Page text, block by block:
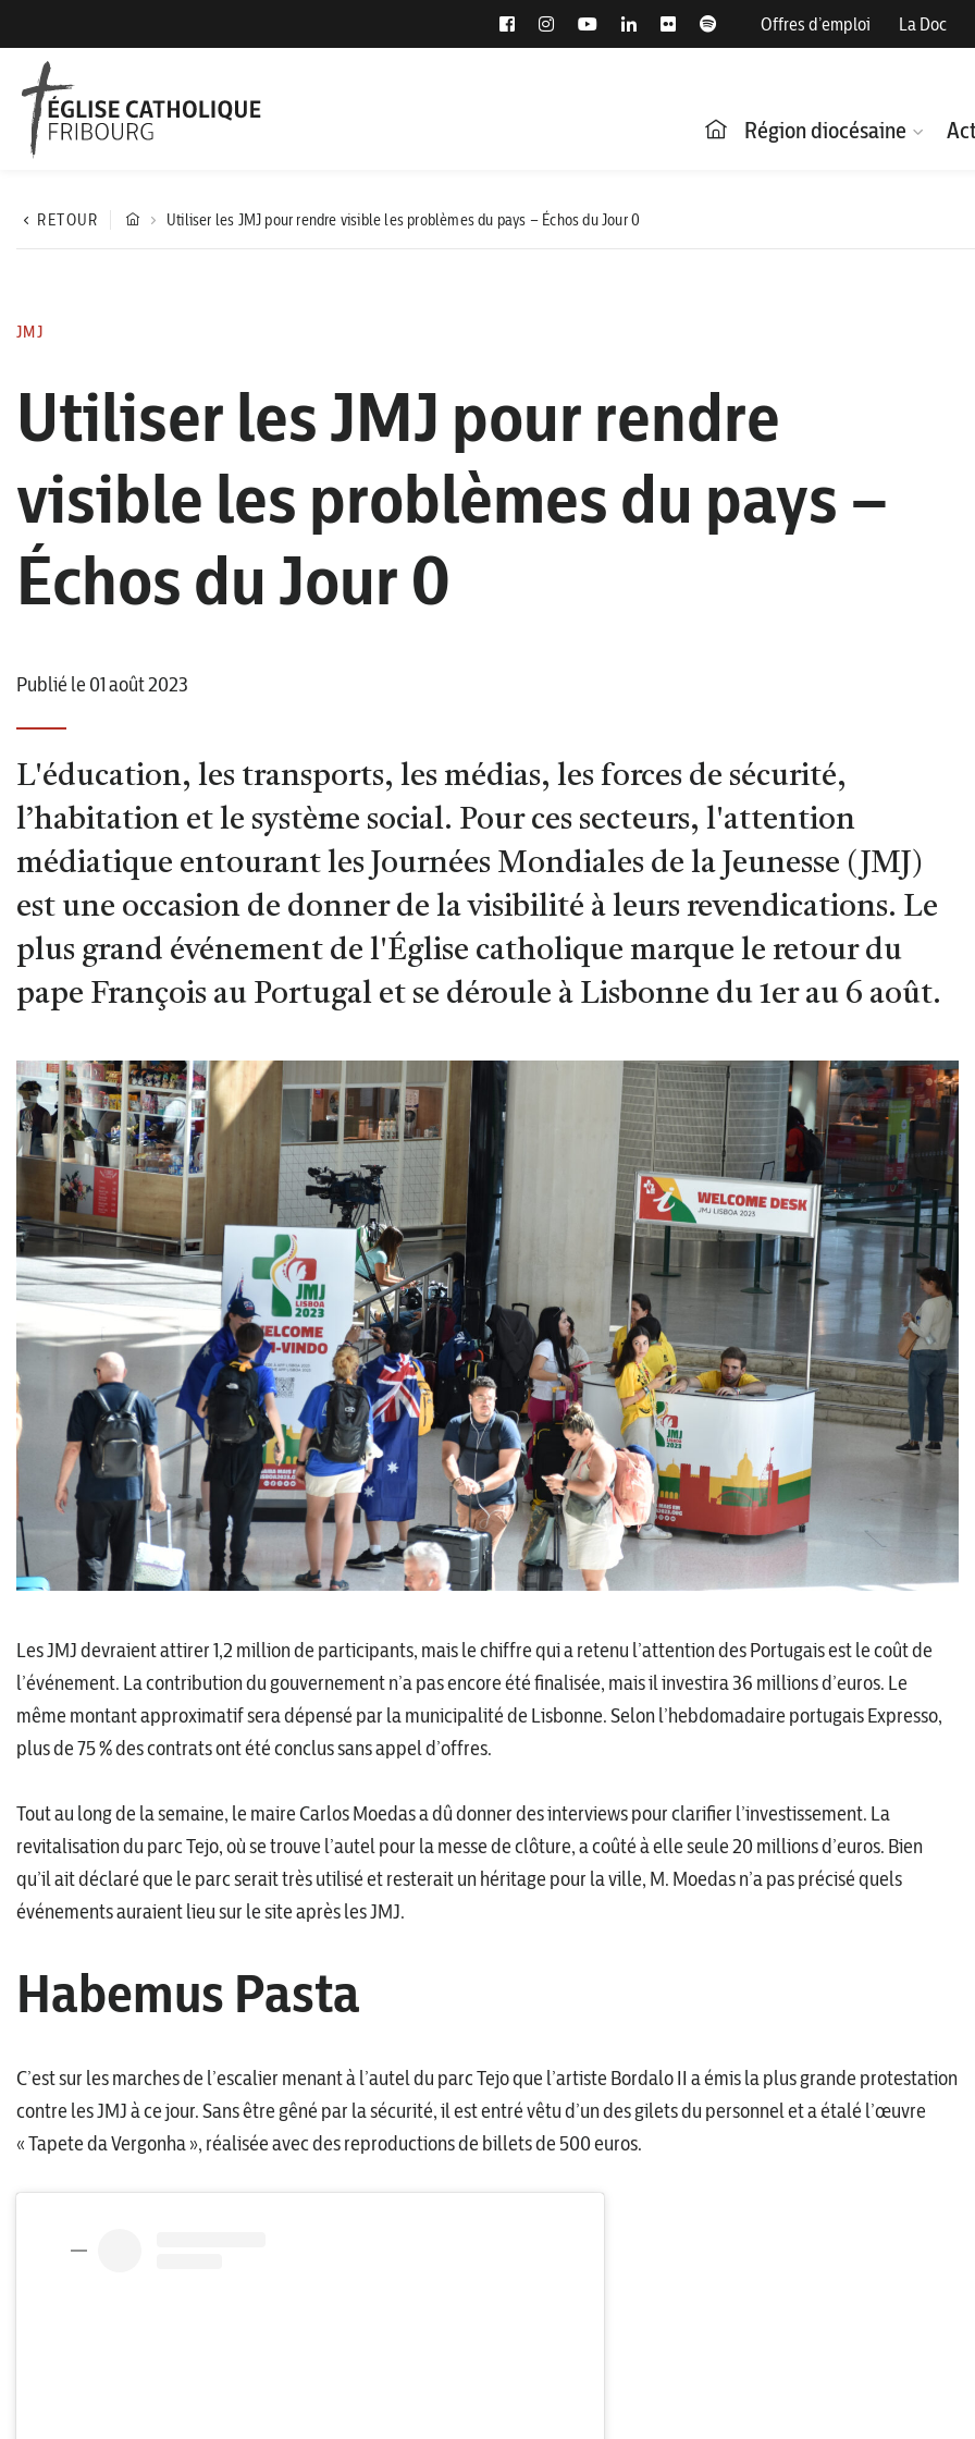
Offres d’emploi La Doc
Région diocésaine
RETOUR Utiliser les JMJ pour rendre visible les problèmes du pays – Échos du Jour 0
JMJ
Utiliser les JMJ pour rendre
visible les problèmes du pays –
Échos du Jour 0
Publié le 01 août 2023
L'éducation, les transports, les médias, les forces de sécurité,
l’habitation et le système social. Pour ces secteurs, l'attention
médiatique entourant les Journées Mondiales de la Jeunesse (JMJ)
est une occasion de donner de la visibilité à leurs revendications. Le
plus grand événement de l'Église catholique marque le retour du
pape François au Portugal et se déroule à Lisbonne du 1er au 6 août.
Les JMJ devraient attirer 1,2 million de participants, mais le chiffre qui a retenu l’attention des Portugais est le coût de
l’événement. La contribution du gouvernement n’a pas encore été finalisée, mais il investira 36 millions d’euros. Le
même montant approximatif sera dépensé par la municipalité de Lisbonne. Selon l’hebdomadaire portugais Expresso,
plus de 75 % des contrats ont été conclus sans appel d’offres.
Tout au long de la semaine, le maire Carlos Moedas a dû donner des interviews pour clarifier l’investissement. La
revitalisation du parc Tejo, où se trouve l’autel pour la messe de clôture, a coûté à elle seule 20 millions d’euros. Bien
qu’il ait déclaré que le parc serait très utilisé et resterait un héritage pour la ville, M. Moedas n’a pas précisé quels
événements auraient lieu sur le site après les JMJ.
Habemus Pasta
C’est sur les marches de l’escalier menant à l’autel du parc Tejo que l’artiste Bordalo II a émis la plus grande protestation
contre les JMJ à ce jour. Sans être gêné par la sécurité, il est entré vêtu d’un des gilets du personnel et a étalé l’œuvre
« Tapete da Vergonha », réalisée avec des reproductions de billets de 500 euros.